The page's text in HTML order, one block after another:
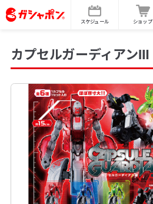
スケジュール ショップ
カプセルガーディアンⅢ